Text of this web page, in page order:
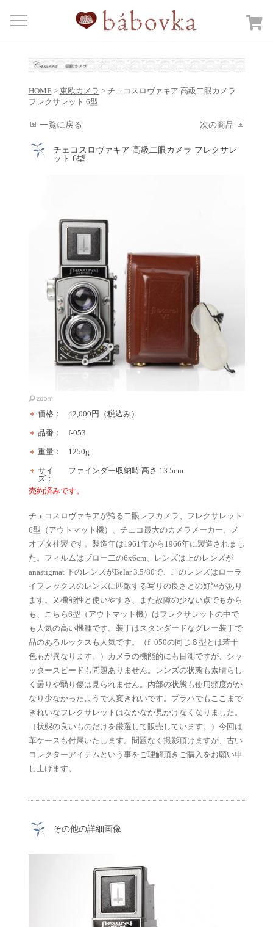
Menu
HOME
商品カテゴリーOpen submenu
カートを見る
bábovkaについて
HOME> 東欧カメラ > チェコスロヴァキア 高級二眼カメラ
フレクサレット 6型
一覧に戻る 次の商品
チェコスロヴァキア 高級二眼カメラ フレクサレ
ット 6型
価格： 42,000円（税込み）
品番： f-053
重量： 1250g
サイ
ズ：
ファインダー収納時 高さ 13.5cm
売約済みです。
チェコスロヴァキアが誇る二眼レフカメラ、フレクサレット
6型（アウトマット機）、チェコ最大のカメラメーカー、メ
オプタ社製です。製造年は1961年から1966年に製造されまし
た。フィルムはブロー二の6x6cm、レンズは上のレンズが
anastigmat 下のレンズがBelar 3.5/80で、このレンズはローラ
イフレックスのレンズに匹敵する写りの良さとの好評があり
ます。又機能性と使いやすさ、また故障の少ない点でもから
も、こちら6型（アウトマット機）はフレクサレットの中で
も人気の高い機種です。装丁はスタンダードなグレー装丁で
品のあるルックスも人気です。（f−050の同じ６型とは若干
色もが異なります。）カメラの機能的にも目測ですが、シャ
ッタースピードも問題ありません。レンズの状態も素晴らし
く曇りや翳り傷は見られません。内部の状態も使用頻度がか
なり少なかったようで大変きれいです。プラハでもここまで
きれいなフレクサレットはなかなか見かけなくなりました。
（状態の良いものだけを厳選して販売しています。）今回は
革ケースも付属いたします。問題なく撮影頂けますが、古い
コレクターアイテムという事をご理解頂きご購入をお願い申
し上げます。
その他の詳細画像